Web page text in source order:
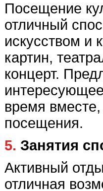
Посещение
отличный
искусством и
картин,
концерт.
время
посещения.
5. Занятия
Активный
отличная